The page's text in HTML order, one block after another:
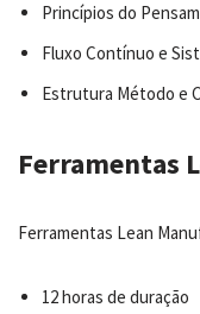
Princípios do
Fluxo Contínuo e
Estrutura Método e
Ferramentas
Ferramentas Lean
12 horas de duração